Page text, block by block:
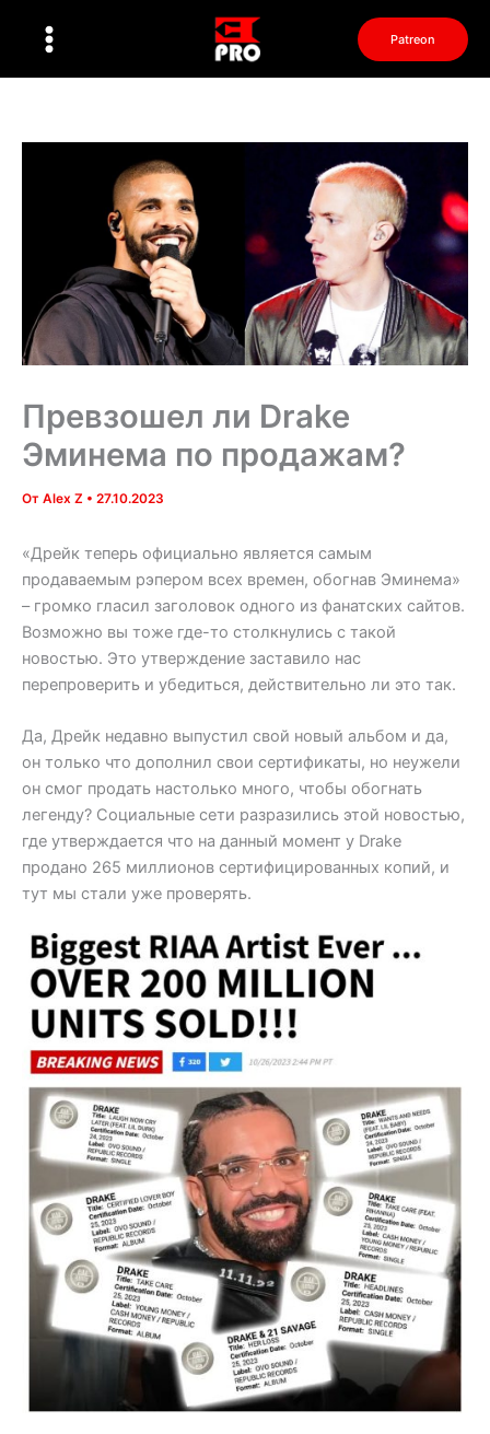
Patreon
Превзошел ли Drake
Эминема по продажам?
От Alex Z • 27.10.2023
«Дрейк теперь официально является самым
продаваемым рэпером всех времен, обогнав Эминема»
– громко гласил заголовок одного из фанатских сайтов.
Возможно вы тоже где-то столкнулись с такой
новостью. Это утверждение заставило нас
перепроверить и убедиться, действительно ли это так.
Да, Дрейк недавно выпустил свой новый альбом и да,
он только что дополнил свои сертификаты, но неужели
он смог продать настолько много, чтобы обогнать
легенду? Социальные сети разразились этой новостью,
где утверждается что на данный момент у Drake
продано 265 миллионов сертифицированных копий, и
тут мы стали уже проверять.